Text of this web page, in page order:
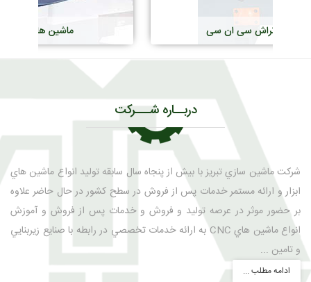
ماشین های
دربــاره شـــرکت
شركت ماشين سازي تبريز با بيش از پنجاه سال سابقه توليد انواع ماشين هاي
ابزار و ارائه مستمر خدمات پس از فروش در سطح كشور در حال حاضر علاوه
بر حضور موثر در عرصه توليد و فروش و خدمات پس از فروش و آموزش
انواع ماشين هاي CNC به ارائه خدمات تخصصي در رابطه با صنايع زيربنايي
و تامين ...
ادامه مطلب ...